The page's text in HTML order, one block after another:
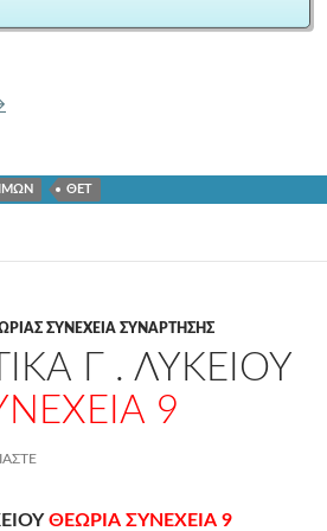
Γ. ΛΥΚΕΙΟΥ
ΘΕΤ
ΣΥΝΕΧΕΙΑ ΣΥΝΑΡΤΗΣΗΣ
Γ . ΛΥΚΕΙΟΥ
9
ΘΕΩΡΙΑ ΣΥΝΕΧΕΙΑ 9